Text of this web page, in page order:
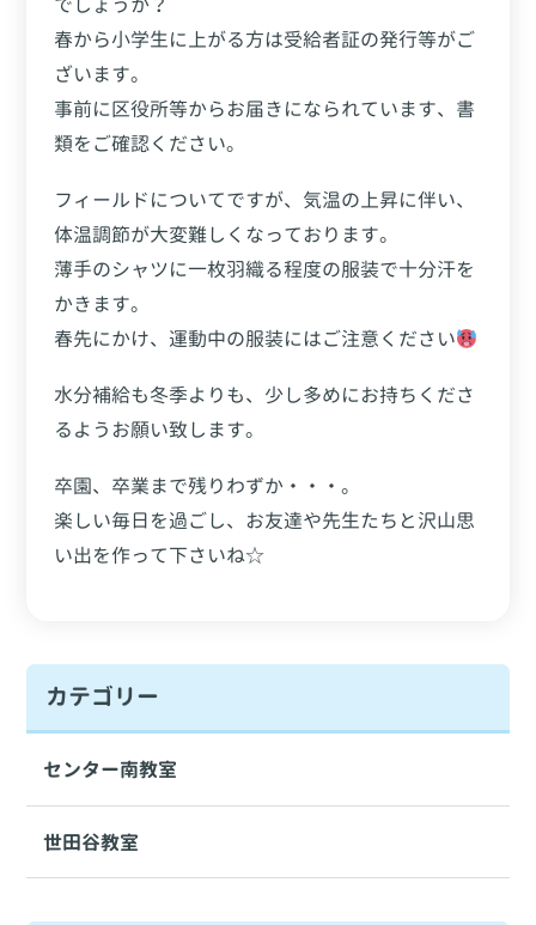
春から小学生に上がる方は受給者証の発行等がご
ざいます。
事前に区役所等からお届きになられています、書
類をご確認ください。
フィールドについてですが、気温の上昇に伴い、
体温調節が大変難しくなっております。
薄手のシャツに一枚羽織る程度の服装で十分汗を
かきます。
春先にかけ、運動中の服装にはご注意ください
水分補給も冬季よりも、少し多めにお持ちくださ
るようお願い致します。
卒園、卒業まで残りわずか・・・。
楽しい毎日を過ごし、お友達や先生たちと沢山思
い出を作って下さいね☆
カテゴリー
センター南教室
世田谷教室